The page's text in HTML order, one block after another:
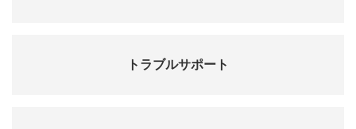
トラブルサポート